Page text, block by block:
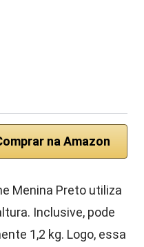
na Amazon
Menina Preto utiliza
Inclusive, pode
1,2 kg. Logo, essa